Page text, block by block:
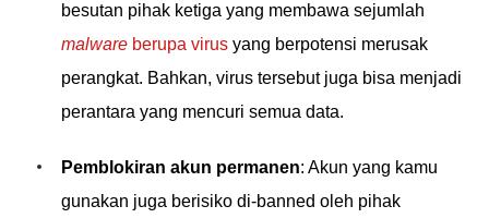
besutan pihak ketiga yang membawa sejumlah
malware berupa virus yang berpotensi merusak
perangkat. Bahkan, virus tersebut juga bisa menjadi
perantara yang mencuri semua data.
Pemblokiran akun permanen: Akun yang kamu
gunakan juga berisiko di-banned oleh pihak